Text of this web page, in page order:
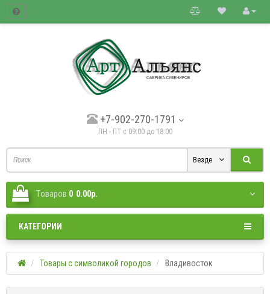
+7-902-270-1791
ПН - ПТ с 09:00 до 18:00
Везде
Tоваров 0 0.00р.
КАТЕГОРИИ
Товары с символикой городов Владивосток